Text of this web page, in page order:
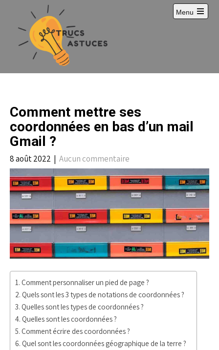
o
Menu
Comment mettre ses
coordonnées en bas d’un mail
Gmail ?
8 août 2022 | Aucun commentaire
Comment personnaliser un pied de page ?
Quels sont les 3 types de notations de coordonnées ?
Quelles sont les types de coordonnées ?
Quelles sont les coordonnées ?
Comment écrire des coordonnées ?
Quel sont les coordonnées géographique de la terre ?